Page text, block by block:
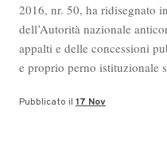
2016, nr. 50, ha ridisegnato
dell’Autorità nazionale
appalti e delle concessioni
e proprio perno istituzionale
Pubblicato il 17 Nov